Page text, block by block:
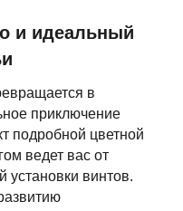
и идеальный
в
приключение
подробной цветной
ведет вас от
установки винтов.